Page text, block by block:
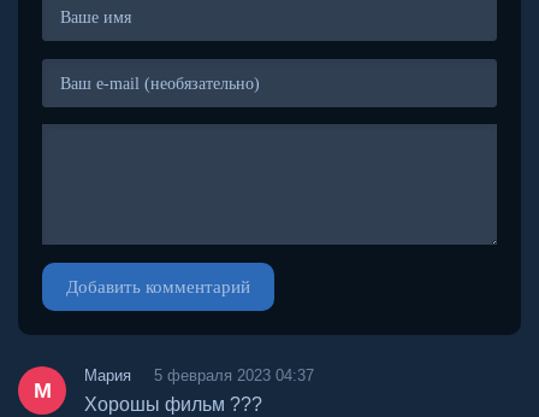
Добавить комментарий
М
Мария 5 февраля 2023 04:37
Хорошы фильм ???